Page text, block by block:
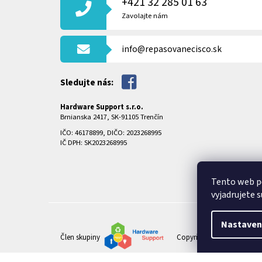
Tento web
vyjadrujete
Zavolajte nám
info@repasovanecisco.sk
Sledujte nás:
Hardware Support s.r.o.
Brnianska 2417, SK-91105 Trenčín
IČO: 46178899, DIČO: 2023268995
IČ DPH: SK2023268995
Člen skupiny Copyright 2026